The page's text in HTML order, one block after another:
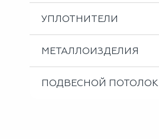
УПЛОТНИТЕЛИ
МЕТАЛЛОИЗДЕЛИЯ
ПОДВЕСНОЙ ПОТОЛОК